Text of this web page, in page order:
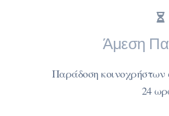
Άμεση
Παράδοση
24